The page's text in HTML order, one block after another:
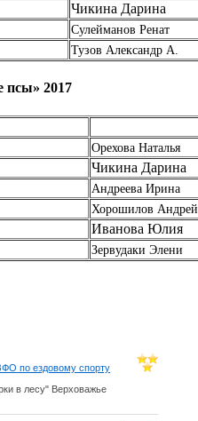
Чикина Дарина
Сулейманов Ренат
Тузов Александр А.
2017
Орехова Наталья
Чикина Дарина
Андреева Ирина
Хорошилов Андрей
Иванова Юлия
Зервудаки Элени